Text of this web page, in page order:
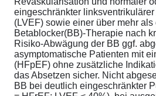
eingeschränkter
(LVEF) sowie einer über mehr
Betablocker(BB)-Therapie nach
Risiko-Abwägung der BB ggf.
asymptomatische Patienten mit
(HFpEF) ohne zusätzliche
das Absetzen sicher. Nicht
BB bei deutlich eingeschränkter